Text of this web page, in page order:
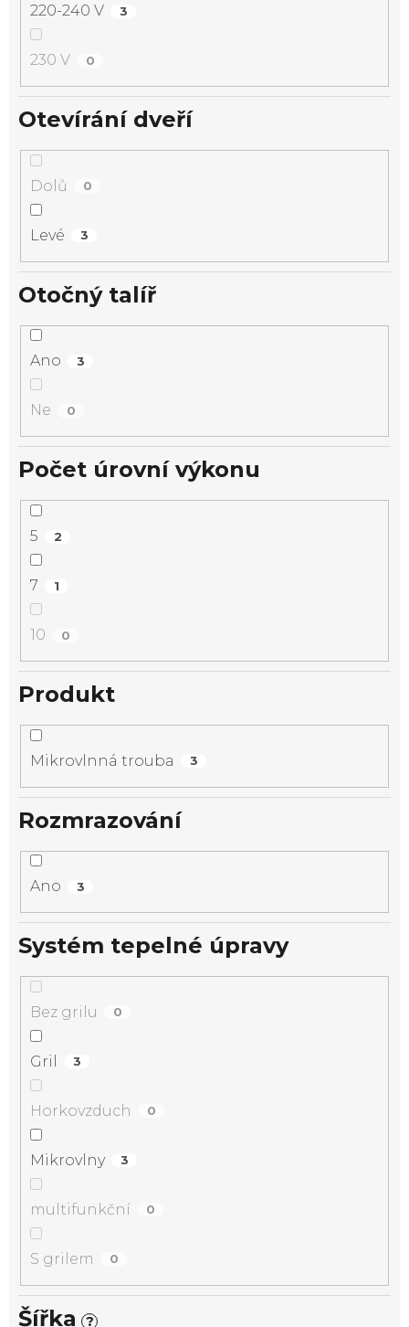
220-240 V 3
230 V 0
Otevírání dveří
Dolů 0
Levé 3
Otočný talíř
Ano 3
Ne 0
Počet úrovní výkonu
5 2
7 1
10 0
Produkt
Mikrovlnná trouba 3
Rozmrazování
Ano 3
Systém tepelné úpravy
Bez grilu 0
Gril 3
Horkovzduch 0
Mikrovlny 3
multifunkční 0
S grilem 0
Šířka ?